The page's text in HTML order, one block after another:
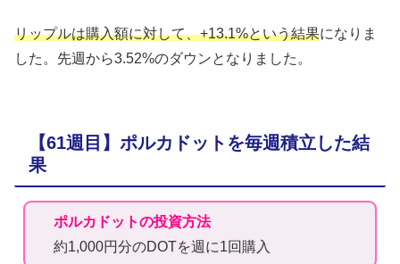
リップルは購入額に対して、+13.1%という結果になりま
した。先週から3.52%のダウンとなりました。
【61週目】ポルカドットを毎週積立した結
果
ポルカドットの投資方法
約1,000円分のDOTを週に1回購入